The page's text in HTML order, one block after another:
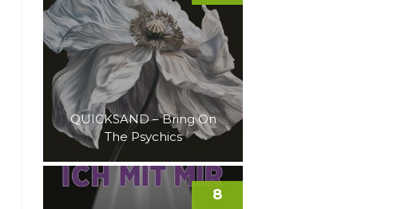
QUICKSAND – Bring On
The Psychics
8